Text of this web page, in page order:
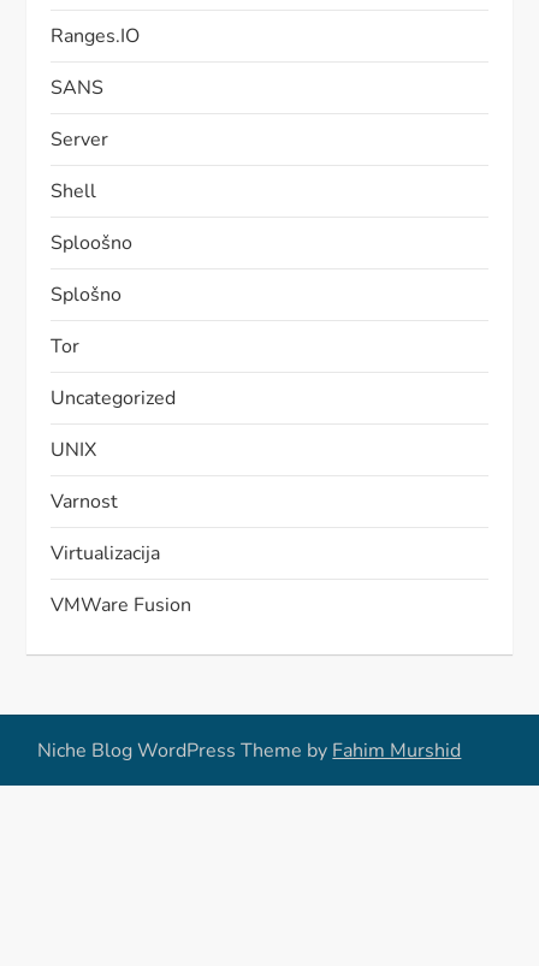
Ranges.IO
SANS
Server
Shell
Sploošno
Splošno
Tor
Uncategorized
UNIX
Varnost
Virtualizacija
VMWare Fusion
Niche Blog WordPress Theme by Fahim Murshid